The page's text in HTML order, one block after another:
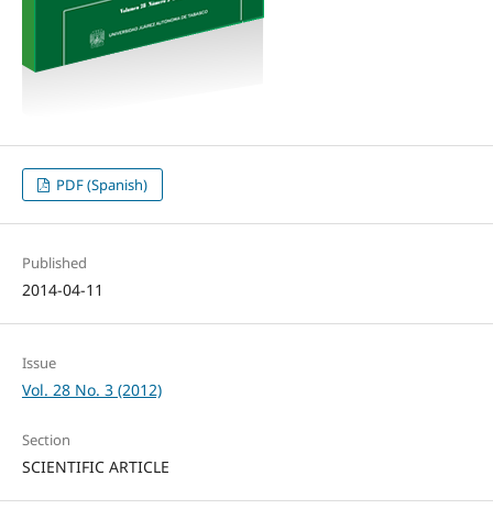
PDF (Spanish)
Published
2014-04-11
Issue
Vol. 28 No. 3 (2012)
Section
SCIENTIFIC ARTICLE